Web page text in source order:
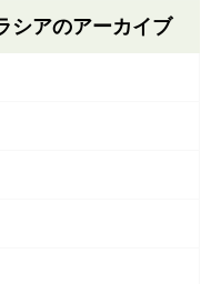
シアのアーカイブ